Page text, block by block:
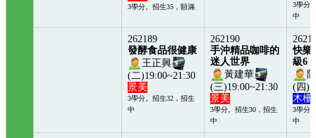
3學分。招生35，額滿
3學分
中
262189
發酵食品很健康
王正興
(二)19:00~21:30
景美
3學分。招生32，招生
中
262190
手沖精品咖啡的
迷人世界
黃建華
(三)19:00~21:30
景美
3學分。招生30，招生
中
快樂
級6
(四
木柵
3學分
中